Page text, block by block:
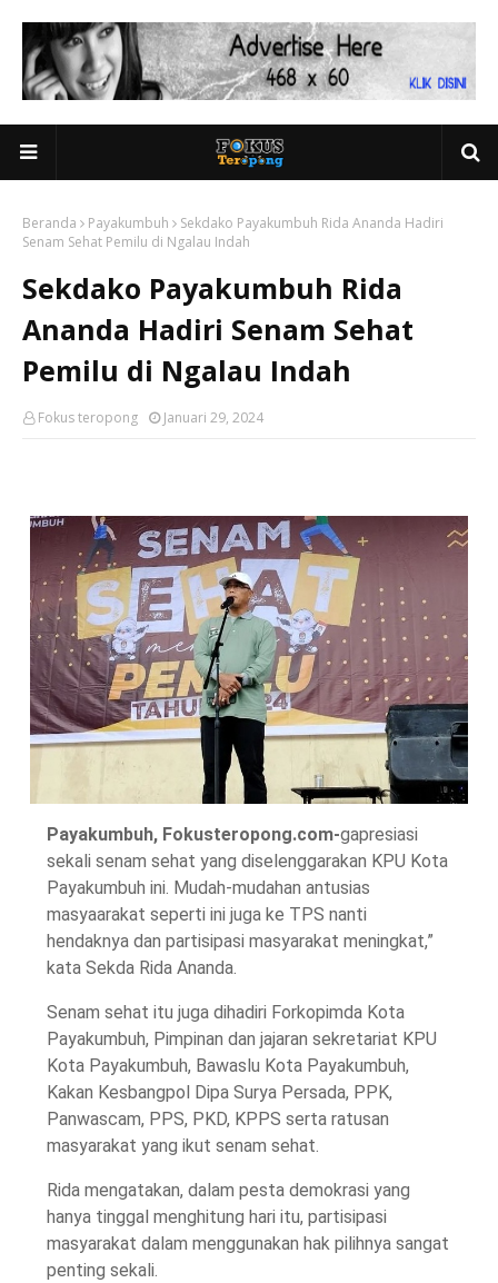
Beranda Payakumbuh
Sekdako Payakumbuh Rida Ananda Hadiri
Senam Sehat Pemilu di Ngalau Indah
Sekdako Payakumbuh Rida
Ananda Hadiri Senam Sehat
Pemilu di Ngalau Indah
Fokus teropong Januari 29, 2024
Payakumbuh, Fokusteropong.com-gapresiasi
sekali senam sehat yang diselenggarakan KPU Kota
Payakumbuh ini. Mudah-mudahan antusias
masyaarakat seperti ini juga ke TPS nanti
hendaknya dan partisipasi masyarakat meningkat,”
kata Sekda Rida Ananda.
Senam sehat itu juga dihadiri Forkopimda Kota
Payakumbuh, Pimpinan dan jajaran sekretariat KPU
Kota Payakumbuh, Bawaslu Kota Payakumbuh,
Kakan Kesbangpol Dipa Surya Persada, PPK,
Panwascam, PPS, PKD, KPPS serta ratusan
masyarakat yang ikut senam sehat.
Rida mengatakan, dalam pesta demokrasi yang
hanya tinggal menghitung hari itu, partisipasi
masyarakat dalam menggunakan hak pilihnya sangat
penting sekali.